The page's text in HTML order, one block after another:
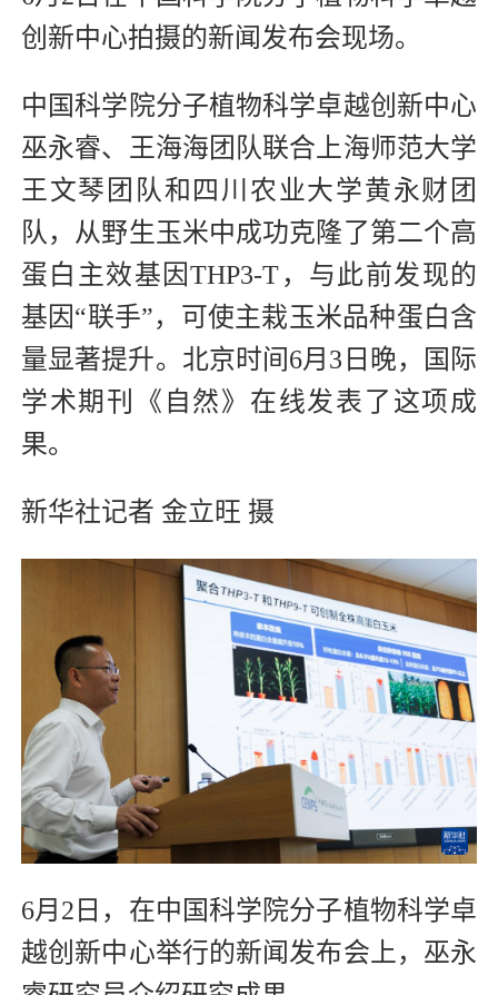
创新中心拍摄的新闻发布会现场。
中国科学院分子植物科学卓越创新中心
巫永睿、王海海团队联合上海师范大学
王文琴团队和四川农业大学黄永财团
队，从野生玉米中成功克隆了第二个高
蛋白主效基因THP3-T，与此前发现的
基因“联手”，可使主栽玉米品种蛋白含
量显著提升。北京时间6月3日晚，国际
学术期刊《自然》在线发表了这项成
果。
新华社记者 金立旺 摄
6月2日，在中国科学院分子植物科学卓
越创新中心举行的新闻发布会上，巫永